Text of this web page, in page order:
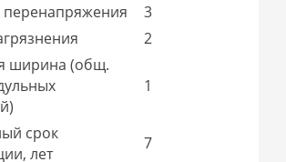
перенапряжения
3
2
ширина (общ.
1
срок
лет
7